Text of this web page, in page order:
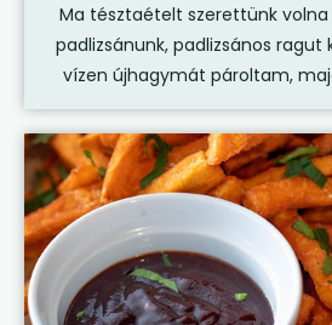
Ma tésztaételt szerettünk volna
padlizsánunk, padlizsános ragut
vízen újhagymát pároltam,